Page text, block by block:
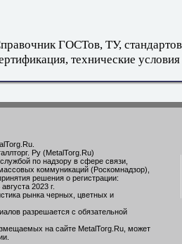
ГОСТов, ТУ,
технические условия
Ру (MetalTorg.Ru)
по надзору в сфере связи,
коммуникаций (Роскомнадзор),
решения о регистрации:
2023 г.
рынка черных, цветных и
разрешается с обязательной
на сайте MetalTorg.Ru, может